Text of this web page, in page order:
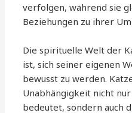
verfolgen, während sie
Beziehungen zu ihrer
Die spirituelle Welt der
ist, sich seiner eigenen
bewusst zu werden.
Unabhängigkeit nicht
bedeutet, sondern auch